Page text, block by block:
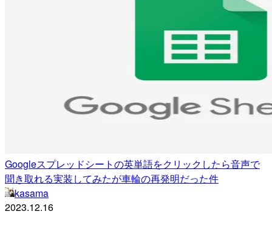
Googleスプレッドシートの英単語をクリックしたら音声で
聞き取れる実装してみたが車輪の再発明だった件
kasama
2023.12.16